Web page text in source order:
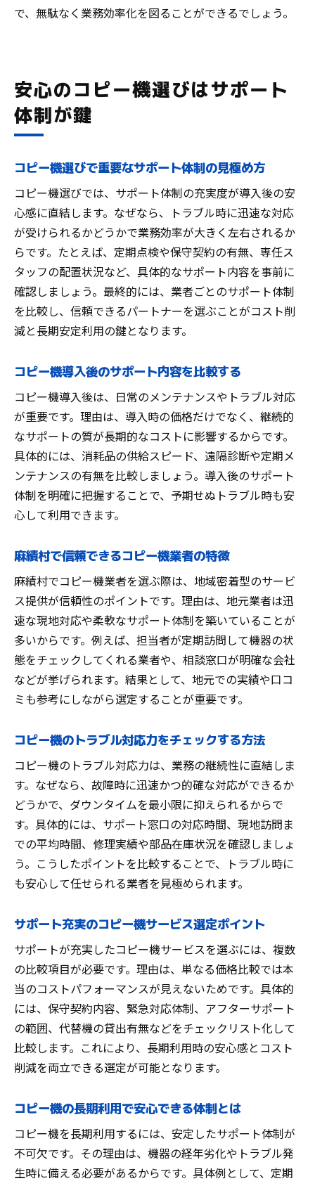
で、無駄なく業務効率化を図ることができるでしょう。
安心のコピー機選びはサポート
体制が鍵
コピー機選びで重要なサポート体制の見極め方
コピー機選びでは、サポート体制の充実度が導入後の安
心感に直結します。なぜなら、トラブル時に迅速な対応
が受けられるかどうかで業務効率が大きく左右されるか
らです。たとえば、定期点検や保守契約の有無、専任ス
タッフの配置状況など、具体的なサポート内容を事前に
確認しましょう。最終的には、業者ごとのサポート体制
を比較し、信頼できるパートナーを選ぶことがコスト削
減と長期安定利用の鍵となります。
コピー機導入後のサポート内容を比較する
コピー機導入後は、日常のメンテナンスやトラブル対応
が重要です。理由は、導入時の価格だけでなく、継続的
なサポートの質が長期的なコストに影響するからです。
具体的には、消耗品の供給スピード、遠隔診断や定期メ
ンテナンスの有無を比較しましょう。導入後のサポート
体制を明確に把握することで、予期せぬトラブル時も安
心して利用できます。
麻績村で信頼できるコピー機業者の特徴
麻績村でコピー機業者を選ぶ際は、地域密着型のサービ
ス提供が信頼性のポイントです。理由は、地元業者は迅
速な現地対応や柔軟なサポート体制を築いていることが
多いからです。例えば、担当者が定期訪問して機器の状
態をチェックしてくれる業者や、相談窓口が明確な会社
などが挙げられます。結果として、地元での実績や口コ
ミも参考にしながら選定することが重要です。
コピー機のトラブル対応力をチェックする方法
コピー機のトラブル対応力は、業務の継続性に直結しま
す。なぜなら、故障時に迅速かつ的確な対応ができるか
どうかで、ダウンタイムを最小限に抑えられるからで
す。具体的には、サポート窓口の対応時間、現地訪問ま
での平均時間、修理実績や部品在庫状況を確認しましょ
う。こうしたポイントを比較することで、トラブル時に
も安心して任せられる業者を見極められます。
サポート充実のコピー機サービス選定ポイント
サポートが充実したコピー機サービスを選ぶには、複数
の比較項目が必要です。理由は、単なる価格比較では本
当のコストパフォーマンスが見えないためです。具体的
には、保守契約内容、緊急対応体制、アフターサポート
の範囲、代替機の貸出有無などをチェックリスト化して
比較します。これにより、長期利用時の安心感とコスト
削減を両立できる選定が可能となります。
コピー機の長期利用で安心できる体制とは
コピー機を長期利用するには、安定したサポート体制が
不可欠です。その理由は、機器の経年劣化やトラブル発
生時に備える必要があるからです。具体例として、定期